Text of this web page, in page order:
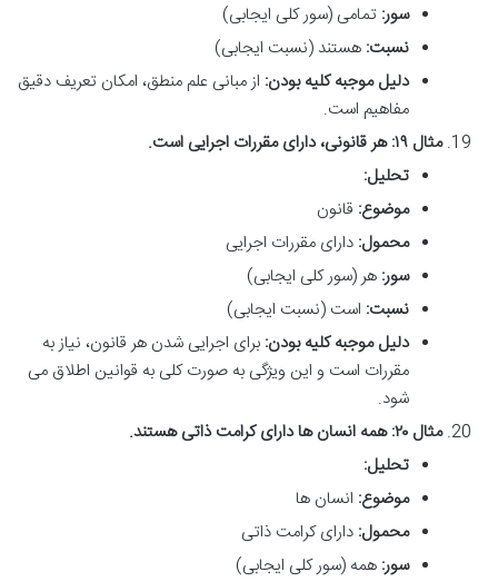
سور: تمامی (سور کلی ایجابی)
نسبت: هستند (نسبت ایجابی)
دلیل موجبه کلیه بودن: از مبانی علم منطق، امکان تعریف دقیق
مفاهیم است.
مثال ۱۹: هر قانونی، دارای مقررات اجرایی است.
تحلیل:
موضوع: قانون
محمول: دارای مقررات اجرایی
سور: هر (سور کلی ایجابی)
نسبت: است (نسبت ایجابی)
دلیل موجبه کلیه بودن: برای اجرایی شدن هر قانون، نیاز به
مقررات است و این ویژگی به صورت کلی به قوانین اطلاق می
شود.
مثال ۲۰: همه انسان ها دارای کرامت ذاتی هستند.
تحلیل:
موضوع: انسان ها
محمول: دارای کرامت ذاتی
سور: همه (سور کلی ایجابی)